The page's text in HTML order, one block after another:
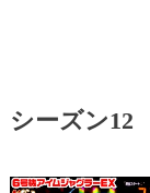
シーズン12